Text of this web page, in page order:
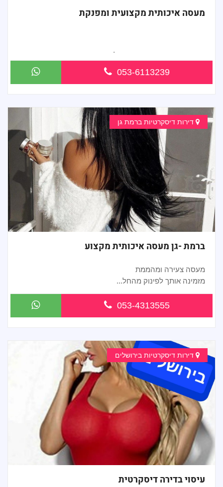
מעסה איכותית מקצועית ומפנקת
מעסה מהממת חדשה בירושלים מפנקת אותך ב...
053-6113239
דירות דיסקרטיות ברמת גן
ברמת -גן מעסה איכותית מקצוע
מעסה צעירה ומהממת
מזמינה אותך לפינוק מהחל...
053-4313555
דירות דיסקרטיות בירושלים
עיסוי בדירה דיסקרטית